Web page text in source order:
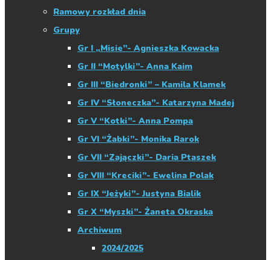
Ramowy rozkład dnia
Grupy
Gr I „Misie”- Agnieszka Kowacka
Gr II “Motylki”- Anna Kaim
Gr III “Biedronki” – Kamila Klamek
Gr IV “Słoneczka”- Katarzyna Madej
Gr V “Kotki”- Anna Pompa
Gr VI “Żabki”- Monika Rarok
Gr VII “Zajączki”- Daria Ptaszek
Gr VIII “Kreciki”- Ewelina Polak
Gr IX “Jeżyki”- Justyna Bialik
Gr X “Myszki”- Żaneta Okraska
Archiwum
2024/2025